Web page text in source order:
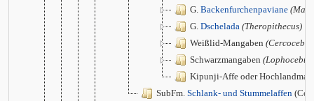
G. Backenfurchenpaviane
G. Dschelada (Theropithecus)
Weißlid-Mangaben
Schwarzmangaben (Lophocebus)
Kipunji-Affe oder
SubFm. Schlank- und Stummelaffen